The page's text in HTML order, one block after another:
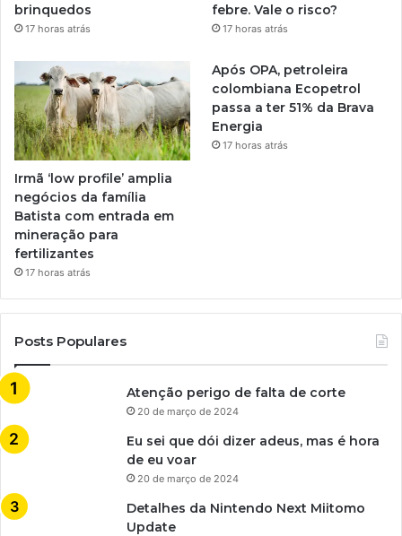
brinquedos
17 horas atrás
febre. Vale o risco?
17 horas atrás
Irmã ‘low profile’ amplia
negócios da família
Batista com entrada em
mineração para
fertilizantes
17 horas atrás
Após OPA, petroleira
colombiana Ecopetrol
passa a ter 51% da Brava
Energia
17 horas atrás
Posts Populares
Atenção perigo de falta de corte
20 de março de 2024
Eu sei que dói dizer adeus, mas é hora
de eu voar
20 de março de 2024
Detalhes da Nintendo Next Miitomo
Update